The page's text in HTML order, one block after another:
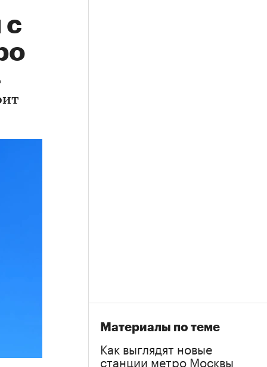
с
Материалы по теме
Как выглядят новые
станции метро Москвы